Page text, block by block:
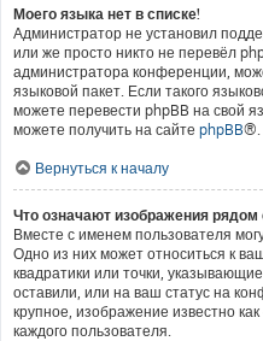
Моего языка нет в списке!
Администратор не установил
или же просто никто не перевёл
администратора конференции,
языковой пакет. Если такого
можете перевести phpBB на свой
можете получить на сайте phpBB®.
Вернуться к началу
Что означают изображения
Вместе с именем пользователя
Одно из них может относиться к
квадратики или точки,
оставили, или на ваш статус на
крупное, изображение известно
каждого пользователя.